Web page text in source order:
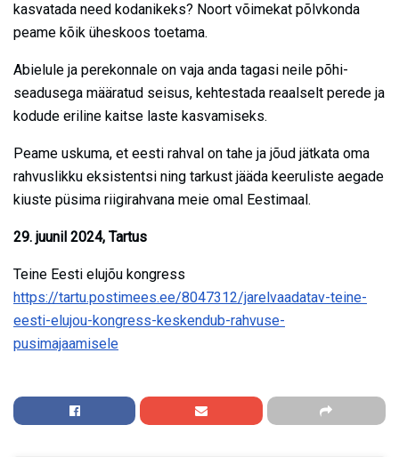
kasvatada need kodanikeks? Noort võimekat põlvkonda
peame kõik üheskoos toetama.
Abielule ja perekonnale on vaja anda tagasi neile põhi-
seadusega määratud seisus, kehtestada reaalselt perede ja
kodude eriline kaitse laste kasvamiseks.
Peame uskuma, et eesti rahval on tahe ja jõud jätkata oma
rahvuslikku eksistentsi ning tarkust jääda keeruliste aegade
kiuste püsima riigirahvana meie omal Eestimaal.
29. juunil 2024, Tartus
Teine Eesti elujõu kongress
https://tartu.postimees.ee/8047312/jarelvaadatav-teine-
eesti-elujou-kongress-keskendub-rahvuse-
pusimajaamisele